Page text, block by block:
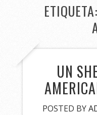
ETIQUETA:
UN
POSTED BY